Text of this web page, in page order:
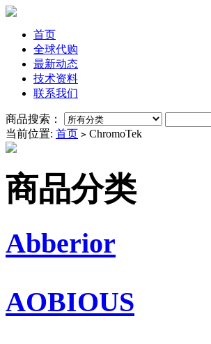
首页
全球代购
最新动态
技术资料
联系我们
商品搜索：
当前位置: 首页 > ChromoTek
商品分类
Abberior
AOBIOUS